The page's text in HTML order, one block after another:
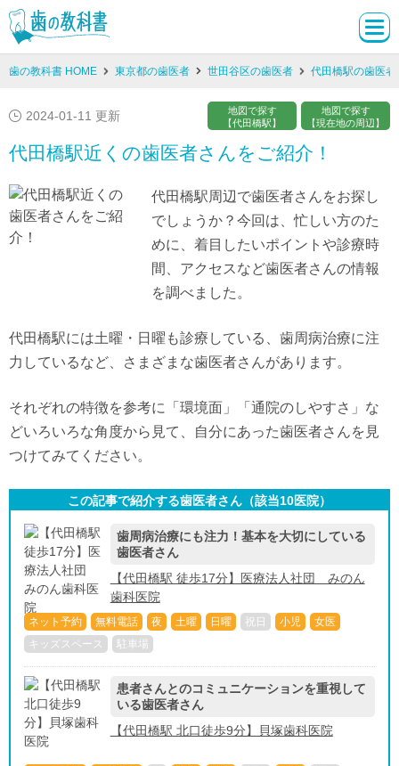
歯の教科書 HOME 東京都の歯医者 世田谷区の歯医者 代田橋駅の歯医者
2024-01-11 更新
地図で探す
【代田橋駅】
地図で探す
【現在地の周辺】
代田橋駅近くの歯医者さんをご紹介！
代田橋駅周辺で歯医者さんをお探し
でしょうか？今回は、忙しい方のた
めに、着目したいポイントや診療時
間、アクセスなど歯医者さんの情報
を調べました。
代田橋駅には土曜・日曜も診療している、歯周病治療に注
力しているなど、さまざまな歯医者さんがあります。
それぞれの特徴を参考に「環境面」「通院のしやすさ」な
どいろいろな角度から見て、自分にあった歯医者さんを見
つけてみてください。
この記事で紹介する歯医者さん（該当10医院）
歯周病治療にも注力！基本を大切にしている
歯医者さん
【代田橋駅 徒歩17分】医療法人社団 みのん
歯科医院
ネット予約 無料電話 夜 土曜 日曜 祝日 小児
女医
キッズスペース
駐車場
患者さんとのコミュニケーションを重視して
いる歯医者さん
【代田橋駅 北口徒歩9分】貝塚歯科医院